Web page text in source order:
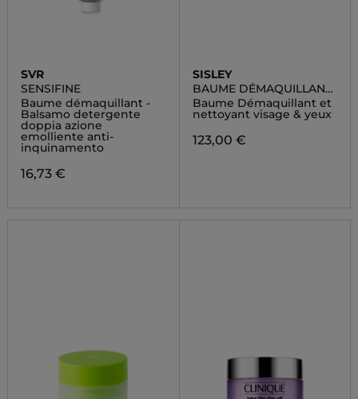
SVR
SENSIFINE
Baume démaquillant -
Balsamo detergente
doppia azione
emolliente anti-
inquinamento
16,73 €
SISLEY
BAUME DÉMAQUILLANT
ET NETTOYANT AUX
TROIS HUILES
Baume Démaquillant et
nettoyant visage & yeux
123,00 €